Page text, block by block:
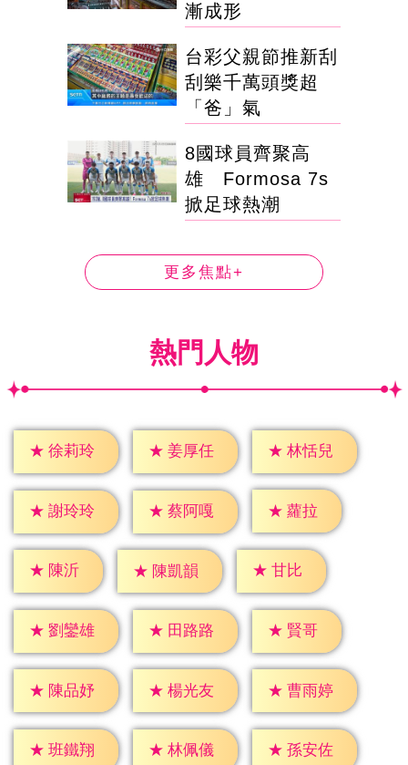
漸成形
台彩父親節推新刮
刮樂千萬頭獎超
「爸」氣
8國球員齊聚高
雄 Formosa 7s
掀足球熱潮
更多焦點+
熱門人物
★ 徐莉玲 ★ 姜厚任 ★ 林恬兒
★ 謝玲玲 ★ 蔡阿嘎 ★ 蘿拉
★ 陳沂 ★ 陳凱韻 ★ 甘比
★ 劉鑾雄 ★ 田路路 ★ 賢哥
★ 陳品妤 ★ 楊光友 ★ 曹雨婷
★ 班鐵翔 ★ 林佩儀 ★ 孫安佐